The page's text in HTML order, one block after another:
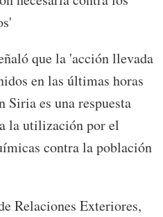
que la 'acción llevada
en las últimas horas
Siria es una respuesta
la utilización por el
contra la población
Relaciones Exteriores,